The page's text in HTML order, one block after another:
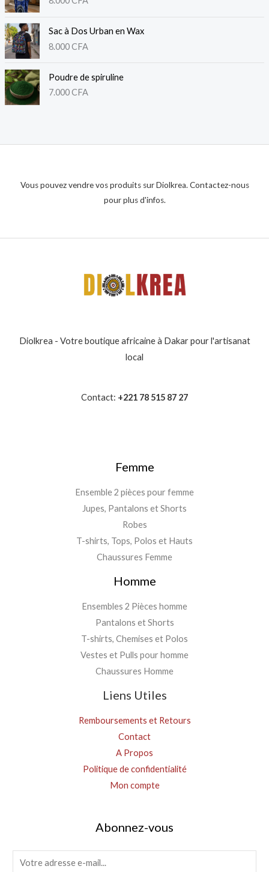
Sac à Dos Urban en Wax
8.000CFA
Poudre de spiruline
7.000CFA
Vous pouvez vendre vos produits sur Diolkrea. Contactez-nous
pour plus d'infos.
Diolkrea - Votre boutique africaine à Dakar pour l'artisanat
local
Contact: +221 78 515 87 27
Femme
Ensemble 2 pièces pour femme
Jupes, Pantalons et Shorts
Robes
T-shirts, Tops, Polos et Hauts
Chaussures Femme
Homme
Ensembles 2 Pièces homme
Pantalons et Shorts
T-shirts, Chemises et Polos
Vestes et Pulls pour homme
Chaussures Homme
Liens Utiles
Remboursements et Retours
Contact
A Propos
Politique de confidentialité
Mon compte
Abonnez-vous